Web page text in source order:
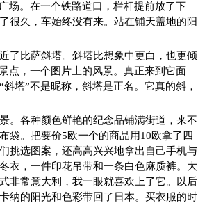
场。在一个铁路道口，栏杆提前放了下
很久，车始终没有来。站在铺天盖地的阳
了比萨斜塔。斜塔比想象中更白，也更倾
点，一个图片上的风景。真正来到它面
塔”不是昵称，斜塔是正名。它真的斜，
。各种颜色鲜艳的纪念品铺满街道，来不
袋。把要价5欧一个的商品用10欧拿了四
挑选图案，还高高兴兴地拿出自己手机与
衣，一件印花吊带和一条白色麻质裤。大
非常意大利，我一眼就喜欢上了它。以后
纳的阳光和色彩带回了日本。买衣服的时